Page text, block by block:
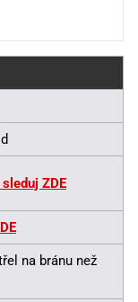
ZDE
na bránu než